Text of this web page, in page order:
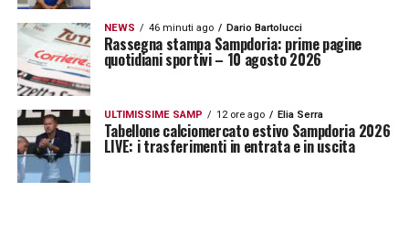
NEWS 46 minuti ago Dario Bartolucci
Rassegna stampa Sampdoria: prime pagine
quotidiani sportivi – 10 agosto 2026
ULTIMISSIME SAMP 12 ore ago Elia Serra
Tabellone calciomercato estivo Sampdoria 2026
LIVE: i trasferimenti in entrata e in uscita